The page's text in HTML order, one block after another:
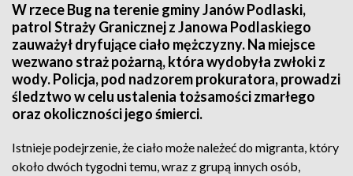
W rzece Bug na terenie gminy Janów Podlaski,
patrol Straży Granicznej z Janowa Podlaskiego
zauważył dryfujące ciało mężczyzny. Na miejsce
wezwano straż pożarną, która wydobyła zwłoki z
wody. Policja, pod nadzorem prokuratora, prowadzi
śledztwo w celu ustalenia tożsamości zmarłego
oraz okoliczności jego śmierci.
Istnieje podejrzenie, że ciało może należeć do migranta, który
około dwóch tygodni temu, wraz z grupą innych osób,